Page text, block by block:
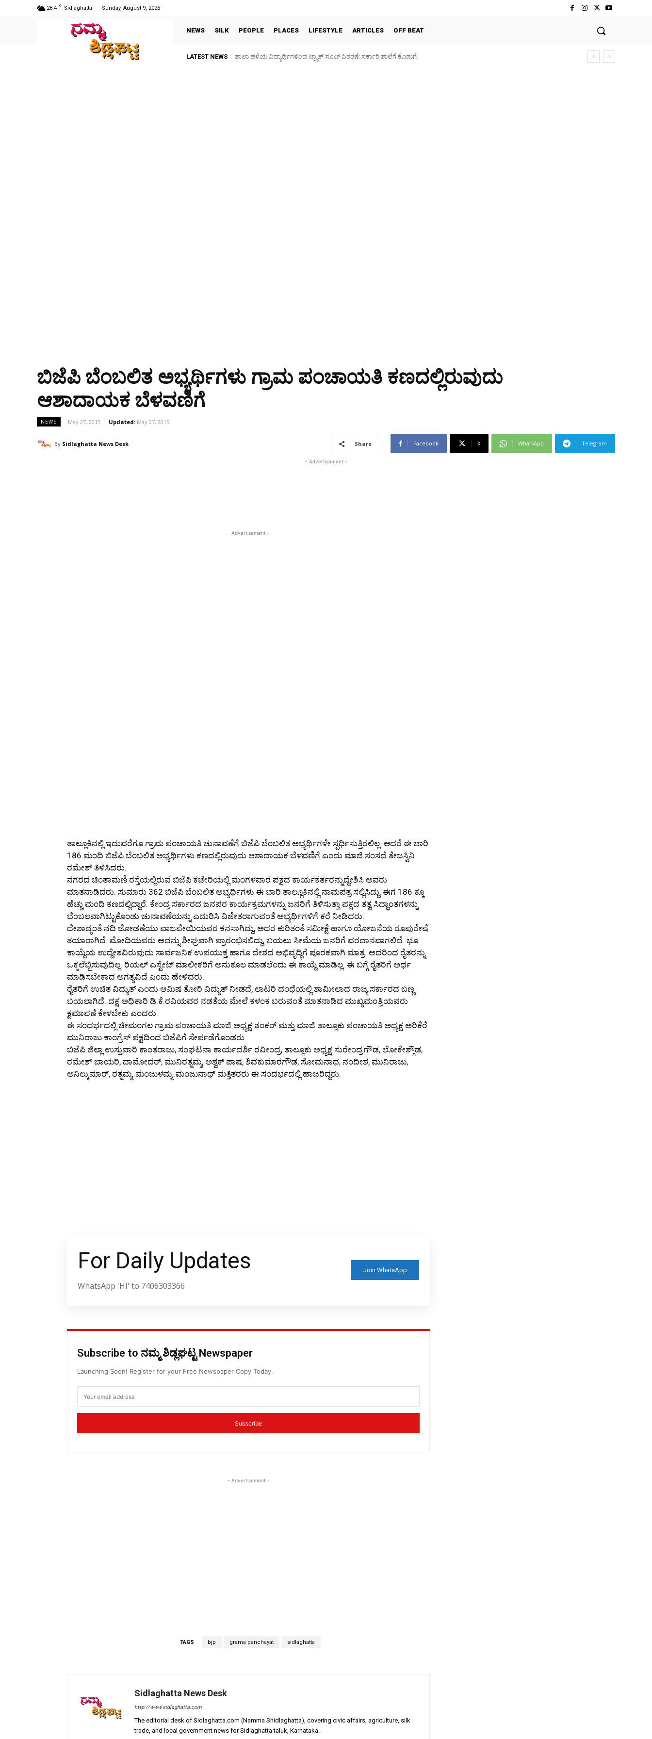
28.4 C Sidlaghatta Sunday, August 9, 2026
NEWS SILK PEOPLE PLACES LIFESTYLE ARTICLES OFF BEAT
LATEST NEWSಶಾಲಾ ಹಳೆಯ ವಿದ್ಯಾರ್ಥಿಗಳಿಂದ ಟ್ರ್ಯಾಕ್‌ ಸೂಟ್ ವಿತರಣೆ: ಸರ್ಕಾರಿ ಶಾಲೆಗೆ ಕೊಡುಗೆ
Sidlaghatta Silk Cocoon Market-08/08/2026
ಬಿಜೆಪಿ ಬೆಂಬಲಿತ ಅಭ್ಯರ್ಥಿಗಳು ಗ್ರಾಮ ಪಂಚಾಯತಿ ಕಣದಲ್ಲಿರುವುದು
ಆಶಾದಾಯಕ ಬೆಳವಣಿಗೆ
NEWS May 27, 2015 Updated: May 27, 2015
By Sidlaghatta News Desk Share Facebook X WhatsApp Telegram
- Advertisement -
- Advertisement -
ತಾಲ್ಲೂಕಿನಲ್ಲಿ ಇದುವರೆಗೂ ಗ್ರಾಮ ಪಂಚಾಯತಿ ಚುನಾವಣೆಗೆ ಬಿಜೆಪಿ ಬೆಂಬಲಿತ ಅಭ್ಯರ್ಥಿಗಳೇ ಸ್ಪರ್ಧಿಸುತ್ತಿರಲಿಲ್ಲ. ಆದರೆ ಈ ಬಾರಿ
186 ಮಂದಿ ಬಿಜೆಪಿ ಬೆಂಬಲಿತ ಅಭ್ಯರ್ಥಿಗಳು ಕಣದಲ್ಲಿರುವುದು ಆಶಾದಾಯಕ ಬೆಳವಣಿಗೆ ಎಂದು ಮಾಜಿ ಸಂಸದೆ ತೇಜಸ್ವಿನಿ
ರಮೇಶ್ ತಿಳಿಸಿದರು.
ನಗರದ ಚಿಂತಾಮಣಿ ರಸ್ತೆಯಲ್ಲಿರುವ ಬಿಜೆಪಿ ಕಚೇರಿಯಲ್ಲಿ ಮಂಗಳವಾರ ಪಕ್ಷದ ಕಾರ್ಯಕರ್ತರನ್ನುದ್ದೇಶಿಸಿ ಅವರು
ಮಾತನಾಡಿದರು. ಸುಮಾರು 362 ಬಿಜೆಪಿ ಬೆಂಬಲಿತ ಅಭ್ಯರ್ಥಿಗಳು ಈ ಬಾರಿ ತಾಲ್ಲೂಕಿನಲ್ಲಿ ನಾಮಪತ್ರ ಸಲ್ಲಿಸಿದ್ದು, ಈಗ 186 ಕ್ಕೂ
ಹೆಚ್ಚು ಮಂದಿ ಕಣದಲ್ಲಿದ್ದಾರೆ. ಕೇಂದ್ರ ಸರ್ಕಾರದ ಜನಪರ ಕಾರ್ಯಕ್ರಮಗಳನ್ನು ಜನರಿಗೆ ತಿಳಿಸುತ್ತಾ ಪಕ್ಷದ ತತ್ವ ಸಿದ್ಧಾಂತಗಳನ್ನು
ಬೆಂಬಲವಾಗಿಟ್ಟುಕೊಂಡು ಚುನಾವಣೆಯನ್ನು ಎದುರಿಸಿ ವಿಜೇತರಾಗುವಂತೆ ಅಭ್ಯರ್ಥಿಗಳಿಗೆ ಕರೆ ನೀಡಿದರು.
ದೇಶಾದ್ಯಂತೆ ನದಿ ಜೋಡಣೆಯು ವಾಜಪೇಯಿಯವರ ಕನಸಾಗಿದ್ದು, ಅದರ ಕುರಿತಂತೆ ಸಮೀಕ್ಷೆ ಹಾಗೂ ಯೋಜನೆಯ ರೂಪುರೇಷೆ
ತಯಾರಾಗಿದೆ. ಮೋದಿಯವರು ಅದನ್ನು ಶೀಘ್ರವಾಗಿ ಪ್ರಾರಂಭಿಸಲಿದ್ದು, ಬಯಲು ಸೀಮೆಯ ಜನರಿಗೆ ವರದಾನವಾಗಲಿದೆ. ಭೂ
ಕಾಯ್ದೆಯ ಉದ್ದೇಶವಿರುವುದು ಸಾರ್ವಜನಿಕ ಉಪಯುಕ್ತ ಹಾಗೂ ದೇಶದ ಅಭಿವೃದ್ಧಿಗೆ ಪೂರಕವಾಗಿ ಮಾತ್ರ. ಅದರಿಂದ ರೈತರನ್ನು
ಒಕ್ಕಲೆಬ್ಬಿಸುವುದಿಲ್ಲ. ರಿಯಲ್ ಎಸ್ಟೇಟ್ ಮಾಲೀಕರಿಗೆ ಅನುಕೂಲ ಮಾಡಲೆಂದು ಈ ಕಾಯ್ದೆ ಮಾಡಿಲ್ಲ. ಈ ಬಗ್ಗೆ ರೈತರಿಗೆ ಅರ್ಥ
ಮಾಡಿಸಬೇಕಾದ ಅಗತ್ಯವಿದೆ ಎಂದು ಹೇಳಿದರು.
ರೈತರಿಗೆ ಉಚಿತ ವಿದ್ಯುತ್ ಎಂದು ಆಮಿಷ ತೋರಿ ವಿದ್ಯುತ್ ನೀಡದೆ, ಲಾಟರಿ ದಂಧೆಯಲ್ಲಿ ಶಾಮೀಲಾದ ರಾಜ್ಯ ಸರ್ಕಾರದ ಬಣ್ಣ
ಬಯಲಾಗಿದೆ. ದಕ್ಷ ಅಧಿಕಾರಿ ಡಿ.ಕೆ.ರವಿಯವರ ನಡತೆಯ ಮೇಲೆ ಕಳಂಕ ಬರುವಂತೆ ಮಾತನಾಡಿದ ಮುಖ್ಯಮಂತ್ರಿಯವರು
ಕ್ಷಮಾಪಣೆ ಕೇಳಬೇಕು ಎಂದರು.
ಈ ಸಂದರ್ಭದಲ್ಲಿ ಚೀಮಂಗಲ ಗ್ರಾಮ ಪಂಚಾಯತಿ ಮಾಜಿ ಅಧ್ಯಕ್ಷ ಶಂಕರ್ ಮತ್ತು ಮಾಜಿ ತಾಲ್ಲೂಕು ಪಂಚಾಯತಿ ಅಧ್ಯಕ್ಷ ಅರಿಕೆರೆ
ಮುನಿರಾಜು ಕಾಂಗ್ರೆಸ್ ಪಕ್ಷದಿಂದ ಬಿಜೆಪಿಗೆ ಸೇರ್ಪಡೆಗೊಂಡರು.
ಬಿಜೆಪಿ ಜಿಲ್ಲಾ ಉಸ್ತುವಾರಿ ಕಾಂತರಾಜು, ಸಂಘಟನಾ ಕಾರ್ಯದರ್ಶಿ ರವೀಂದ್ರ, ತಾಲ್ಲೂಕು ಅಧ್ಯಕ್ಷ ಸುರೇಂದ್ರಗೌಡ, ಲೋಕೇಶ್ಗೌಡ,
ರಮೇಶ್ ಬಾಯರಿ, ದಾಮೋದರ್, ಮುನಿರತ್ನಮ್ಮ, ಅಶ್ವಕ್ ಪಾಷ, ಶಿವಕುಮಾರಗೌಡ, ಸೋಮನಾಥ, ನಂದೀಶ, ಮುನಿರಾಜು,
ಅನಿಲ್ಕುಮಾರ್, ರತ್ನಮ್ಮ, ಮಂಜುಳಮ್ಮ, ಮಂಜುನಾಥ್ ಮತ್ತಿತರರು ಈ ಸಂದರ್ಭದಲ್ಲಿ ಹಾಜರಿದ್ದರು.
For Daily Updates
WhatsApp 'HI' to 7406303366
Join WhatsApp
Subscribe to ನಮ್ಮ ಶಿಡ್ಲಘಟ್ಟ Newspaper
Launching Soon! Register for your Free Newspaper Copy Today.
Subscribe
- Advertisement -
TAGS bjp grama panchayat sidlaghatta
Sidlaghatta News Desk
http://www.sidlaghatta.com
The editorial desk of Sidlaghatta.com (Namma Shidlaghatta), covering civic affairs, agriculture, silk
trade, and local government news for Sidlaghatta taluk, Karnataka.